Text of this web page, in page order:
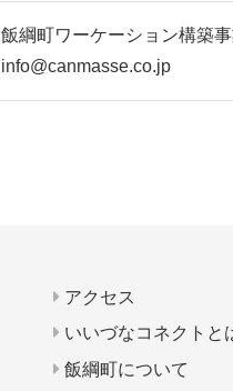
飯綱町ワーケーション構築
info@canmasse.co.jp
アクセス
いいづなコネクトと
飯綱町について